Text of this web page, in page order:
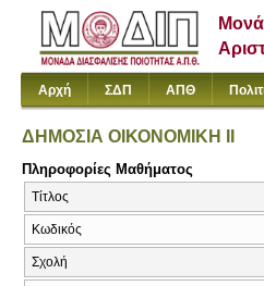
Αρχή ΣΔΠ ΑΠΘ
ΔΗΜΟΣΙΑ ΟΙΚΟΝΟΜΙΚΗ II
Πληροφορίες Μαθήματος
Τίτλος
Κωδικός
Σχολή